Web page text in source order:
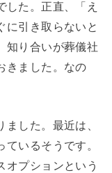
した。正直、「え
に引き取らないと
知り合いが葬儀社
きました。なの
した。最近は、
いるそうです。
オプションという